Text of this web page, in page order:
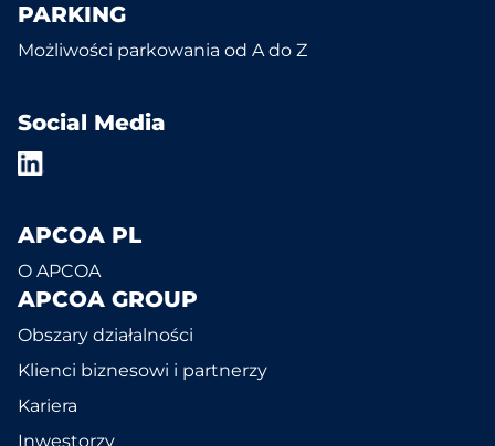
PARKING
Możliwości parkowania od A do Z
Social Media
APCOA PL
O APCOA
APCOA GROUP
Obszary działalności
Klienci biznesowi i partnerzy
Kariera
Inwestorzy